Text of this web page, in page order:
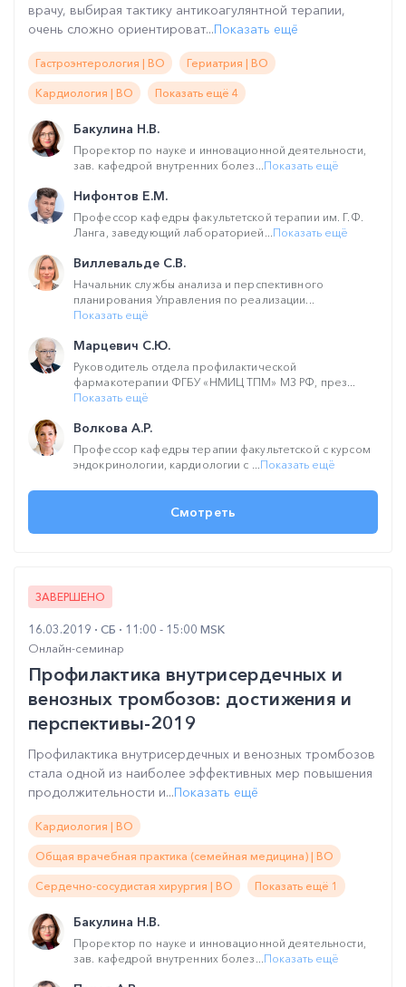
врачу, выбирая тактику антикоагулянтной терапии,
очень сложно ориентироват...Показать ещё
Гастроэнтерология | ВО Гериатрия | ВО
Кардиология | ВО Показать ещё 4
Бакулина Н.В.
Проректор по науке и инновационной деятельности,
зав. кафедрой внутренних болез...Показать ещё
Нифонтов Е.М.
Профессор кафедры факультетской терапии им. Г.Ф.
Ланга, заведующий лабораторией...Показать ещё
Виллевальде С.В.
Начальник службы анализа и перспективного
планирования Управления по реализации...
Показать ещё
Марцевич С.Ю.
Руководитель отдела профилактической
фармакотерапии ФГБУ «НМИЦ ТПМ» МЗ РФ, през...
Показать ещё
Волкова А.Р.
Профессор кафедры терапии факультетской с курсом
эндокринологии, кардиологии с ...Показать ещё
Смотреть
ЗАВЕРШЕНО
16.03.2019 СБ
11:00 - 15:00 MSK
Онлайн-семинар
Профилактика внутрисердечных и
венозных тромбозов: достижения и
перспективы-2019
Профилактика внутрисердечных и венозных тромбозов
стала одной из наиболее эффективных мер повышения
продолжительности и...Показать ещё
Кардиология | ВО
Общая врачебная практика (семейная медицина) | ВО
Сердечно-сосудистая хирургия | ВО Показать ещё 1
Бакулина Н.В.
Проректор по науке и инновационной деятельности,
зав. кафедрой внутренних болез...Показать ещё